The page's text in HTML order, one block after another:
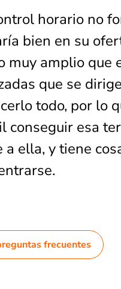
horario no
bien en su
muy amplio que
que se
todo, por lo
conseguir esa
a ella, y tiene
frecuentes